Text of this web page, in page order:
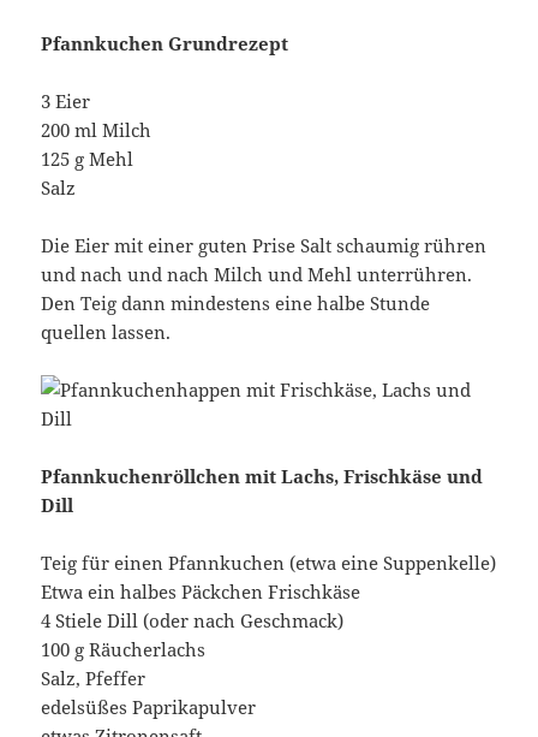
Pfannkuchen Grundrezept
3 Eier
200 ml Milch
125 g Mehl
Salz
Die Eier mit einer guten Prise Salt schaumig rühren
und nach und nach Milch und Mehl unterrühren.
Den Teig dann mindestens eine halbe Stunde
quellen lassen.
Pfannkuchenröllchen mit Lachs, Frischkäse und
Dill
Teig für einen Pfannkuchen (etwa eine Suppenkelle)
Etwa ein halbes Päckchen Frischkäse
4 Stiele Dill (oder nach Geschmack)
100 g Räucherlachs
Salz, Pfeffer
edelsüßes Paprikapulver